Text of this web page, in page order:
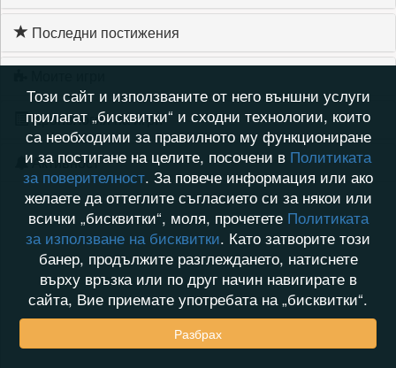
Последни постижения
Хронология на игри
Активност
Този сайт и използваните от него външни услуги
прилагат „бисквитки“ и сходни технологии, които
са необходими за правилното му функциониране
и за постигане на целите, посочени в Политиката
за поверителност. За повече информация или ако
желаете да оттеглите съгласието си за някои или
всички „бисквитки“, моля, прочетете Политиката
за използване на бисквитки. Като затворите този
банер, продължите разглеждането, натиснете
върху връзка или по друг начин навигирате в
сайта, Вие приемате употребата на „бисквитки“.
Разбрах